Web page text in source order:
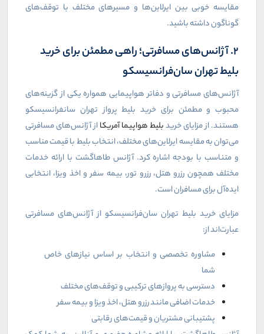
مقایسه خوبی بین ایرلاین‌ها و مسیرهای مختلف با توقف‌های
گوناگون داشته باشید.
2. آژانس‌های مسافرتی؛ راهی مطمئن برای خرید
بلیط تهران سان‌فرانسیسکو
آژانس‌های مسافرتی و دفاتر هواپیمایی همواره یکی از گزینه‌های
محبوب و مطمئن برای خرید بلیط پرواز تهران سانفرانسیسکو
هستند. از مزایای خریدبلیط هواپیما آمریکااز آژانس‌های مسافرتی
می‌توان به مقایسه ایرلاین‌های مختلف، انتخاب بلیط با قیمت مناسب
و متناسب با بودجه اشاره کرد. آژانس طاهاگشت با ارائه خدمات
مختلف همچون رزرو هتل، رزرو تور، بیمه سفر و اخذ ویزا، انتخابی
ایده‌آل برای مسافران است.
مزایای خرید بلیط تهران سان‌فرانسیسکو از آژانس‌های مسافرتی
عبارت‌اند از:
مشاوره تخصصی و انتخاب بر اساس نیازهای خاص
شما
دسترسی به پروازهای ترکیبی و توقف‌های مختلف
خدمات اضافی مانند رزرو هتل، اخذ ویزا و بیمه سفر
پشتیبانی مشتریان و قیمت‌های رقابتی